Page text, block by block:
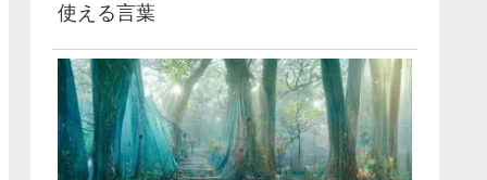
使える言葉